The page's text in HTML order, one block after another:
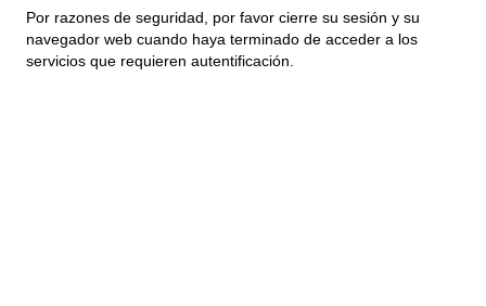
Por razones de seguridad, por favor cierre su sesión y su
navegador web cuando haya terminado de acceder a los
servicios que requieren autentificación.